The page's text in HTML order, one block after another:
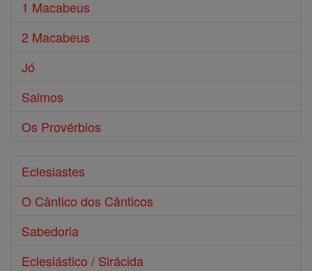
1 Macabeus
2 Macabeus
Jó
Salmos
Os Provérbios
Eclesiastes
O Cântico dos Cânticos
Sabedoria
Eclesiástico / Sirácida